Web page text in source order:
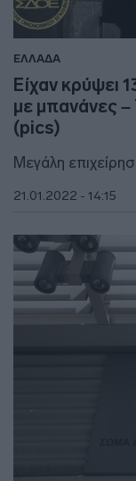
ΕΛΛΑΔΑ
Είχαν κρύψει
με μπανάνες
(pics)
Μεγάλη
21.01.2022 - 14:15